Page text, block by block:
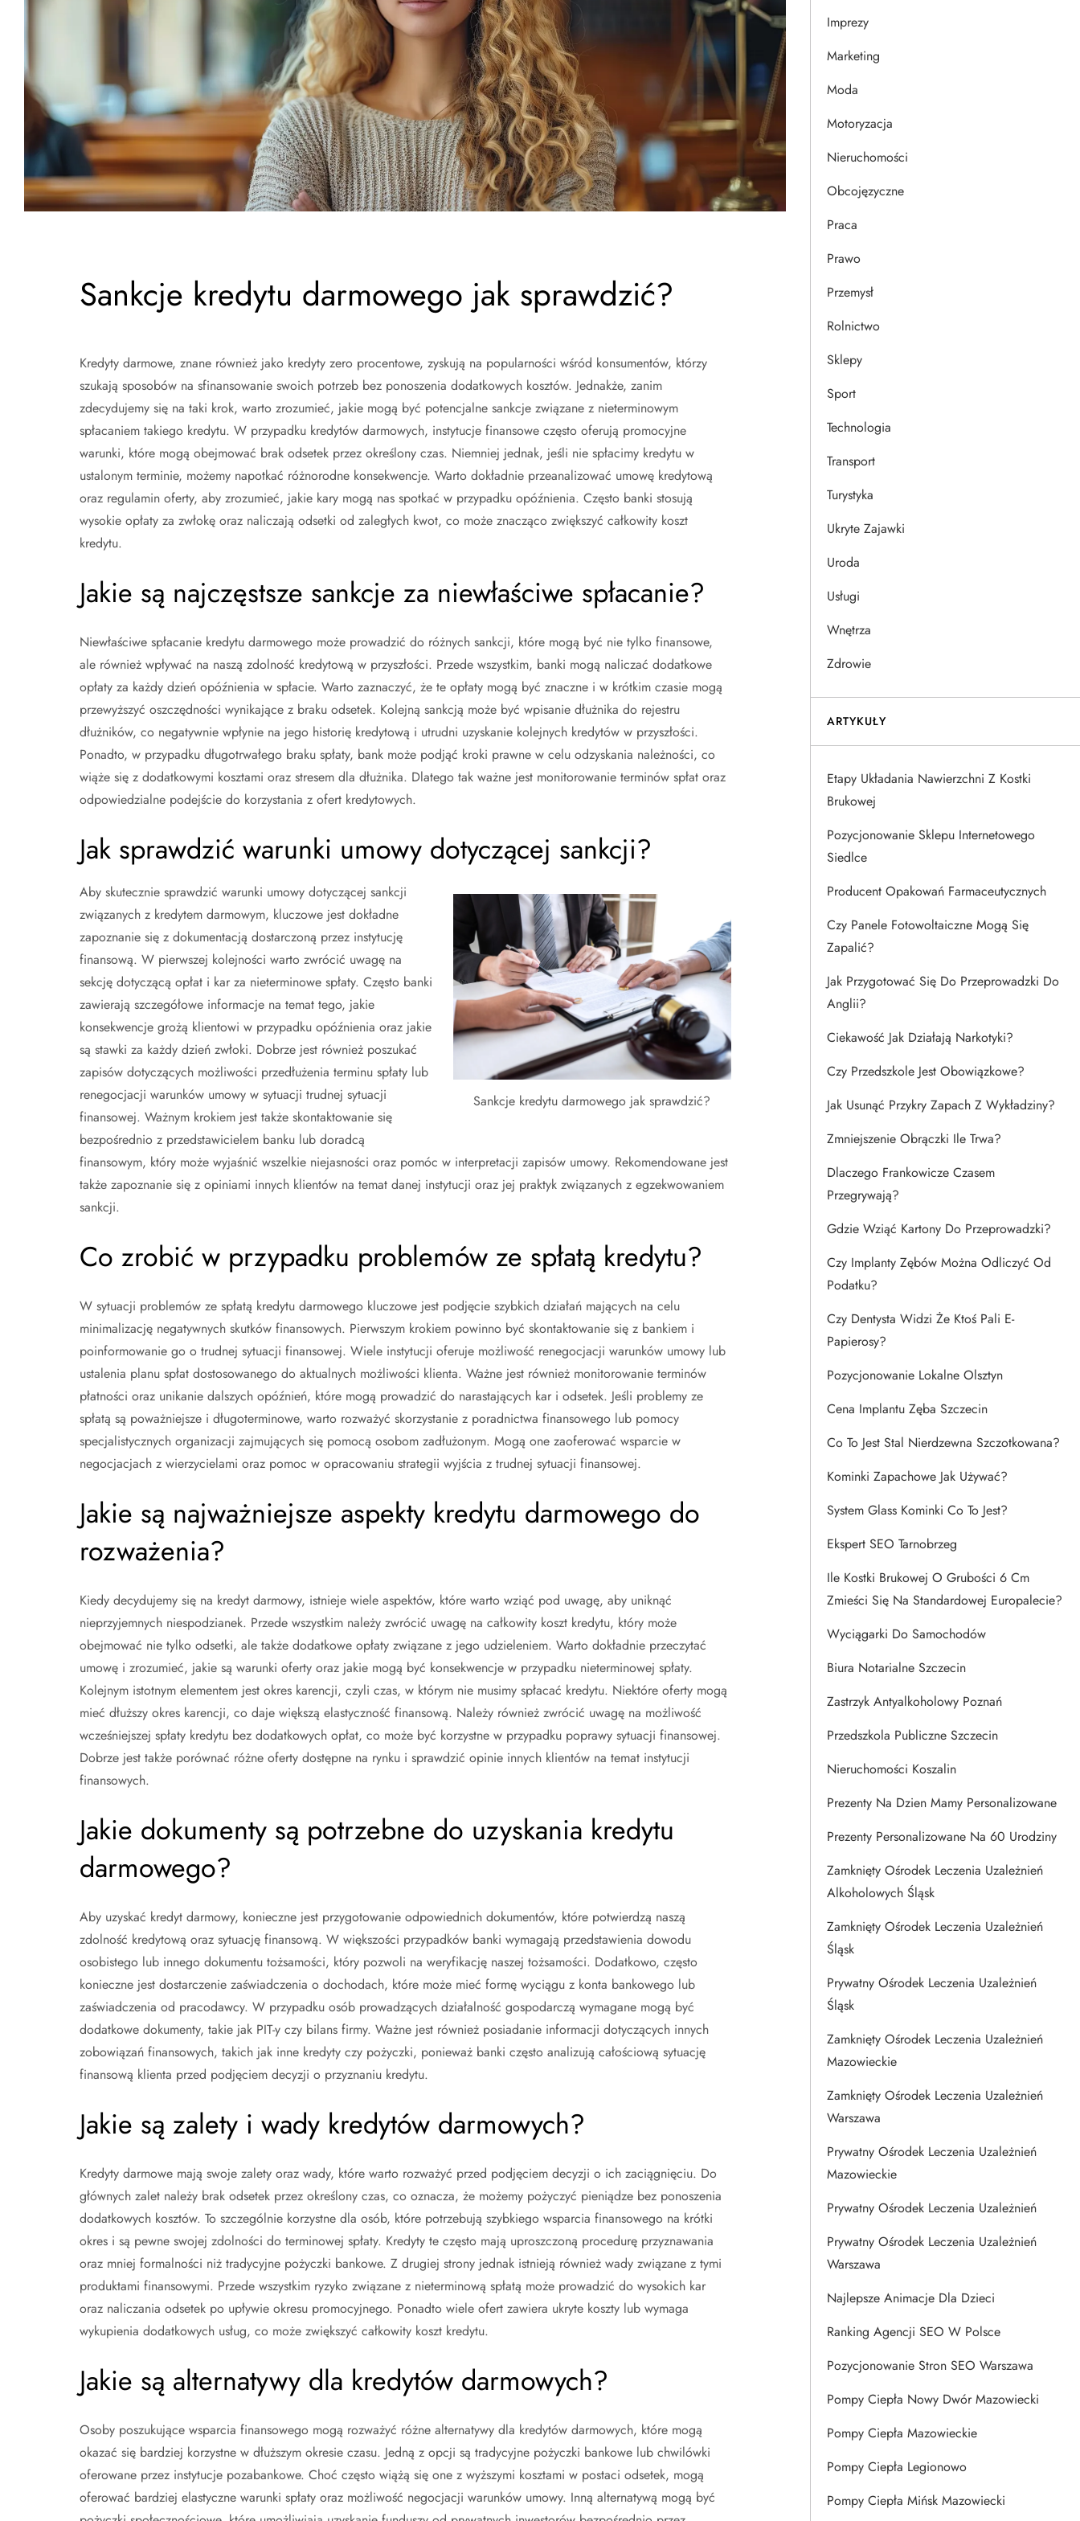
Sankcje kredytu darmowego jak sprawdzić?
Kredyty darmowe, znane również jako kredyty zero procentowe, zyskują na popularności wśród konsumentów, którzy
szukają sposobów na sfinansowanie swoich potrzeb bez ponoszenia dodatkowych kosztów. Jednakże, zanim
zdecydujemy się na taki krok, warto zrozumieć, jakie mogą być potencjalne sankcje związane z nieterminowym
spłacaniem takiego kredytu. W przypadku kredytów darmowych, instytucje finansowe często oferują promocyjne
warunki, które mogą obejmować brak odsetek przez określony czas. Niemniej jednak, jeśli nie spłacimy kredytu w
ustalonym terminie, możemy napotkać różnorodne konsekwencje. Warto dokładnie przeanalizować umowę kredytową
oraz regulamin oferty, aby zrozumieć, jakie kary mogą nas spotkać w przypadku opóźnienia. Często banki stosują
wysokie opłaty za zwłokę oraz naliczają odsetki od zaległych kwot, co może znacząco zwiększyć całkowity koszt
kredytu.
Jakie są najczęstsze sankcje za niewłaściwe spłacanie?
Niewłaściwe spłacanie kredytu darmowego może prowadzić do różnych sankcji, które mogą być nie tylko finansowe,
ale również wpływać na naszą zdolność kredytową w przyszłości. Przede wszystkim, banki mogą naliczać dodatkowe
opłaty za każdy dzień opóźnienia w spłacie. Warto zaznaczyć, że te opłaty mogą być znaczne i w krótkim czasie mogą
przewyższyć oszczędności wynikające z braku odsetek. Kolejną sankcją może być wpisanie dłużnika do rejestru
dłużników, co negatywnie wpłynie na jego historię kredytową i utrudni uzyskanie kolejnych kredytów w przyszłości.
Ponadto, w przypadku długotrwałego braku spłaty, bank może podjąć kroki prawne w celu odzyskania należności, co
wiąże się z dodatkowymi kosztami oraz stresem dla dłużnika. Dlatego tak ważne jest monitorowanie terminów spłat oraz
odpowiedzialne podejście do korzystania z ofert kredytowych.
Jak sprawdzić warunki umowy dotyczącej sankcji?
Sankcje kredytu darmowego jak sprawdzić?
Aby skutecznie sprawdzić warunki umowy dotyczącej sankcji
związanych z kredytem darmowym, kluczowe jest dokładne
zapoznanie się z dokumentacją dostarczoną przez instytucję
finansową. W pierwszej kolejności warto zwrócić uwagę na
sekcję dotyczącą opłat i kar za nieterminowe spłaty. Często banki
zawierają szczegółowe informacje na temat tego, jakie
konsekwencje grożą klientowi w przypadku opóźnienia oraz jakie
są stawki za każdy dzień zwłoki. Dobrze jest również poszukać
zapisów dotyczących możliwości przedłużenia terminu spłaty lub
renegocjacji warunków umowy w sytuacji trudnej sytuacji
finansowej. Ważnym krokiem jest także skontaktowanie się
bezpośrednio z przedstawicielem banku lub doradcą
finansowym, który może wyjaśnić wszelkie niejasności oraz pomóc w interpretacji zapisów umowy. Rekomendowane jest
także zapoznanie się z opiniami innych klientów na temat danej instytucji oraz jej praktyk związanych z egzekwowaniem
sankcji.
Co zrobić w przypadku problemów ze spłatą kredytu?
W sytuacji problemów ze spłatą kredytu darmowego kluczowe jest podjęcie szybkich działań mających na celu
minimalizację negatywnych skutków finansowych. Pierwszym krokiem powinno być skontaktowanie się z bankiem i
poinformowanie go o trudnej sytuacji finansowej. Wiele instytucji oferuje możliwość renegocjacji warunków umowy lub
ustalenia planu spłat dostosowanego do aktualnych możliwości klienta. Ważne jest również monitorowanie terminów
płatności oraz unikanie dalszych opóźnień, które mogą prowadzić do narastających kar i odsetek. Jeśli problemy ze
spłatą są poważniejsze i długoterminowe, warto rozważyć skorzystanie z poradnictwa finansowego lub pomocy
specjalistycznych organizacji zajmujących się pomocą osobom zadłużonym. Mogą one zaoferować wsparcie w
negocjacjach z wierzycielami oraz pomoc w opracowaniu strategii wyjścia z trudnej sytuacji finansowej.
Jakie są najważniejsze aspekty kredytu darmowego do
rozważenia?
Kiedy decydujemy się na kredyt darmowy, istnieje wiele aspektów, które warto wziąć pod uwagę, aby uniknąć
nieprzyjemnych niespodzianek. Przede wszystkim należy zwrócić uwagę na całkowity koszt kredytu, który może
obejmować nie tylko odsetki, ale także dodatkowe opłaty związane z jego udzieleniem. Warto dokładnie przeczytać
umowę i zrozumieć, jakie są warunki oferty oraz jakie mogą być konsekwencje w przypadku nieterminowej spłaty.
Kolejnym istotnym elementem jest okres karencji, czyli czas, w którym nie musimy spłacać kredytu. Niektóre oferty mogą
mieć dłuższy okres karencji, co daje większą elastyczność finansową. Należy również zwrócić uwagę na możliwość
wcześniejszej spłaty kredytu bez dodatkowych opłat, co może być korzystne w przypadku poprawy sytuacji finansowej.
Dobrze jest także porównać różne oferty dostępne na rynku i sprawdzić opinie innych klientów na temat instytucji
finansowych.
Jakie dokumenty są potrzebne do uzyskania kredytu
darmowego?
Aby uzyskać kredyt darmowy, konieczne jest przygotowanie odpowiednich dokumentów, które potwierdzą naszą
zdolność kredytową oraz sytuację finansową. W większości przypadków banki wymagają przedstawienia dowodu
osobistego lub innego dokumentu tożsamości, który pozwoli na weryfikację naszej tożsamości. Dodatkowo, często
konieczne jest dostarczenie zaświadczenia o dochodach, które może mieć formę wyciągu z konta bankowego lub
zaświadczenia od pracodawcy. W przypadku osób prowadzących działalność gospodarczą wymagane mogą być
dodatkowe dokumenty, takie jak PIT-y czy bilans firmy. Ważne jest również posiadanie informacji dotyczących innych
zobowiązań finansowych, takich jak inne kredyty czy pożyczki, ponieważ banki często analizują całościową sytuację
finansową klienta przed podjęciem decyzji o przyznaniu kredytu.
Jakie są zalety i wady kredytów darmowych?
Kredyty darmowe mają swoje zalety oraz wady, które warto rozważyć przed podjęciem decyzji o ich zaciągnięciu. Do
głównych zalet należy brak odsetek przez określony czas, co oznacza, że możemy pożyczyć pieniądze bez ponoszenia
dodatkowych kosztów. To szczególnie korzystne dla osób, które potrzebują szybkiego wsparcia finansowego na krótki
okres i są pewne swojej zdolności do terminowej spłaty. Kredyty te często mają uproszczoną procedurę przyznawania
oraz mniej formalności niż tradycyjne pożyczki bankowe. Z drugiej strony jednak istnieją również wady związane z tymi
produktami finansowymi. Przede wszystkim ryzyko związane z nieterminową spłatą może prowadzić do wysokich kar
oraz naliczania odsetek po upływie okresu promocyjnego. Ponadto wiele ofert zawiera ukryte koszty lub wymaga
wykupienia dodatkowych usług, co może zwiększyć całkowity koszt kredytu.
Jakie są alternatywy dla kredytów darmowych?
Osoby poszukujące wsparcia finansowego mogą rozważyć różne alternatywy dla kredytów darmowych, które mogą
okazać się bardziej korzystne w dłuższym okresie czasu. Jedną z opcji są tradycyjne pożyczki bankowe lub chwilówki
oferowane przez instytucje pozabankowe. Choć często wiążą się one z wyższymi kosztami w postaci odsetek, mogą
oferować bardziej elastyczne warunki spłaty oraz możliwość negocjacji warunków umowy. Inną alternatywą mogą być
Imprezy
Marketing
Moda
Motoryzacja
Nieruchomości
Obcojęzyczne
Praca
Prawo
Przemysł
Rolnictwo
Sklepy
Sport
Technologia
Transport
Turystyka
Ukryte Zajawki
Uroda
Usługi
Wnętrza
Zdrowie
ARTYKUŁY
Etapy Układania Nawierzchni Z Kostki
Brukowej
Pozycjonowanie Sklepu Internetowego
Siedlce
Producent Opakowań Farmaceutycznych
Czy Panele Fotowoltaiczne Mogą Się
Zapalić?
Jak Przygotować Się Do Przeprowadzki Do
Anglii?
Ciekawość Jak Działają Narkotyki?
Czy Przedszkole Jest Obowiązkowe?
Jak Usunąć Przykry Zapach Z Wykładziny?
Zmniejszenie Obrączki Ile Trwa?
Dlaczego Frankowicze Czasem
Przegrywają?
Gdzie Wziąć Kartony Do Przeprowadzki?
Czy Implanty Zębów Można Odliczyć Od
Podatku?
Czy Dentysta Widzi Że Ktoś Pali E-
Papierosy?
Pozycjonowanie Lokalne Olsztyn
Cena Implantu Zęba Szczecin
Co To Jest Stal Nierdzewna Szczotkowana?
Kominki Zapachowe Jak Używać?
System Glass Kominki Co To Jest?
Ekspert SEO Tarnobrzeg
Ile Kostki Brukowej O Grubości 6 Cm
Zmieści Się Na Standardowej Europalecie?
Wyciągarki Do Samochodów
Biura Notarialne Szczecin
Zastrzyk Antyalkoholowy Poznań
Przedszkola Publiczne Szczecin
Nieruchomości Koszalin
Prezenty Na Dzien Mamy Personalizowane
Prezenty Personalizowane Na 60 Urodziny
Zamknięty Ośrodek Leczenia Uzależnień
Alkoholowych Śląsk
Zamknięty Ośrodek Leczenia Uzależnień
Śląsk
Prywatny Ośrodek Leczenia Uzależnień
Śląsk
Zamknięty Ośrodek Leczenia Uzależnień
Mazowieckie
Zamknięty Ośrodek Leczenia Uzależnień
Warszawa
Prywatny Ośrodek Leczenia Uzależnień
Mazowieckie
Prywatny Ośrodek Leczenia Uzależnień
Prywatny Ośrodek Leczenia Uzależnień
Warszawa
Najlepsze Animacje Dla Dzieci
Ranking Agencji SEO W Polsce
Pozycjonowanie Stron SEO Warszawa
Pompy Ciepła Nowy Dwór Mazowiecki
Pompy Ciepła Mazowieckie
Pompy Ciepła Legionowo
Pompy Ciepła Mińsk Mazowiecki